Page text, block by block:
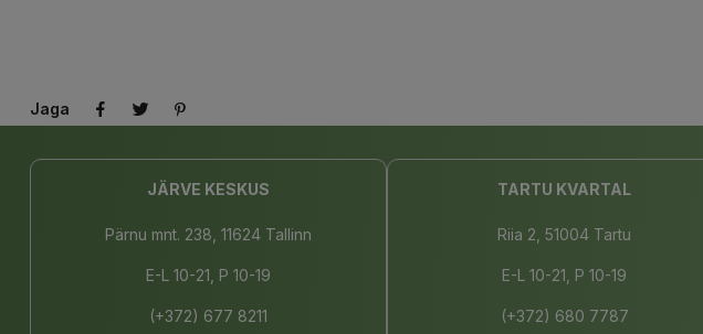
Jaga
JÄRVE KESKUS
Pärnu mnt. 238, 11624 Tallinn
E-L 10-21, P 10-19
(+372) 677 8211
TARTU KVARTAL
Riia 2, 51004 Tartu
E-L 10-21, P 10-19
(+372) 680 7787